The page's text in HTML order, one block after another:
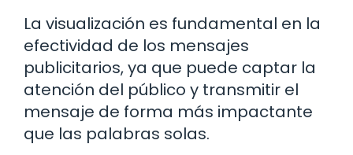
La visualización es fundamental en la
efectividad de los mensajes
publicitarios, ya que puede captar la
atención del público y transmitir el
mensaje de forma más impactante
que las palabras solas.